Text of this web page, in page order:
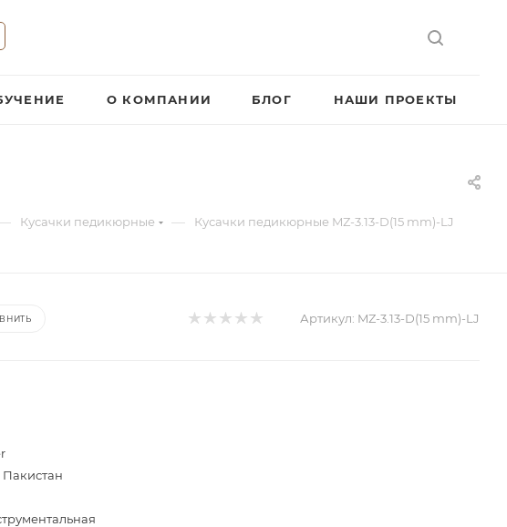
О КОМПАНИИ БЛОГ НАШИ ПРОЕКТЫ
Кусачки педикюрные — Кусачки педикюрные MZ-3.13-D(15 mm)-LJ
Артикул: MZ-3.13-D(15 mm)-LJ
Пакистан